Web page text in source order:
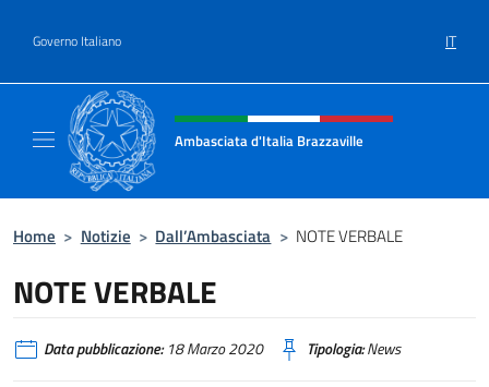
Governo Italiano IT
Intestazione sito, social e menù
Ambasciata d'Italia Brazzaville
Home > Notizie > Dall’Ambasciata > NOTE VERBALE
NOTE VERBALE
Data pubblicazione:18 Marzo 2020 Tipologia:News